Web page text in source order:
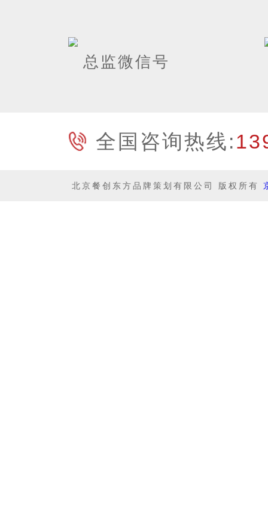
总监微信号
全国咨询热线:
北京餐创东方品牌策划有限公司 版权所有